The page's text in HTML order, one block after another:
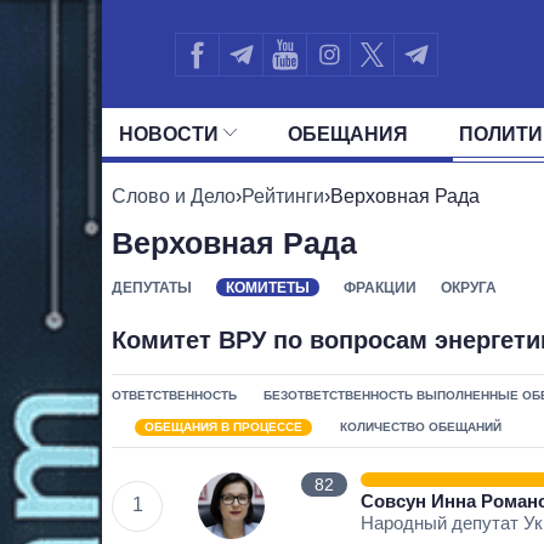
НОВОСТИ ОБЕЩАНИЯ
ВСЕ ПОЛИТИКИ ПРЕЗИДЕНТ И
Слово и Дело›Рейтинги›Верховная Рада
Верховная Рада
ДЕПУТАТЫ КОМИТЕТЫ ФРАКЦИИ ОКРУГА
Комитет ВРУ по вопросам
ОТВЕТСТВЕННОСТЬ БЕЗОТВЕТСТВЕННОСТЬ ВЫПОЛНЕННЫЕ
ОБЕЩАНИЯ В ПРОЦЕССЕ КОЛИЧЕСТВО ОБЕЩАНИЙ
1
82
Совсун Инна
Народный депутат